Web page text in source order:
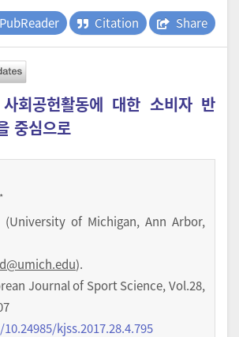
PubReader Citation Share
회공헌활동에 대한 소비자 반
중심으로
*
(University of Michigan, Ann Arbor,
).
Journal of Sport Science,Vol.28,
kjss.2017.28.4.795